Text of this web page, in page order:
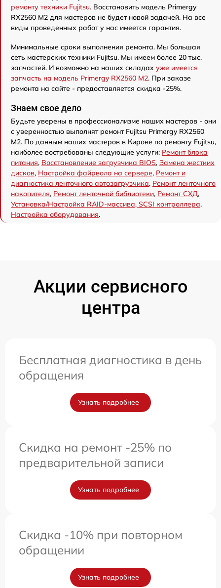
ремонту техники Fujitsu. Восстановить модель Primergy
RX2560 M2 для мастеров не будет новой задачей. На все
виды проведенных работ у нас имеется гарантия.
Минимальные сроки выполнения ремонта. Мы большая
сеть мастерских техники Fujitsu. Мы имеем более 20 тыс.
запчастей. И возможно на наших складах уже имеется
запчасть на модель Primergy RX2560 M2. При заказе
ремонта на сайте - предоставляется скидка -25%.
Знаем свое дело
Будьте уверены в профессионализме наших мастеров - они
с уверенностью выполнят ремонт Fujitsu Primergy RX2560
M2. По данным наших мастеров в Кирове по ремонту Fujitsu,
наиболее востребованы следующие услуги: Ремонт блока
питания, Восстановление загрузчика BIOS, Замена жестких
дисков, Настройка файрвола на сервере, Ремонт и
диагностика ленточного автозагрузчика, Ремонт ленточного
накопителя, Ремонт ленточной библиотеки, Ремонт СХД,
Установка/Настройка RAID-массива, SCSI контроллера,
Настройка оборудования.
Акции сервисного
центра
Бесплатная диагностика в день
обращения
Узнать подробнее
Скидка на ремонт -25% по
предварительной записи
Узнать подробнее
Скидка -10% при повторном
обращении
Узнать подробнее